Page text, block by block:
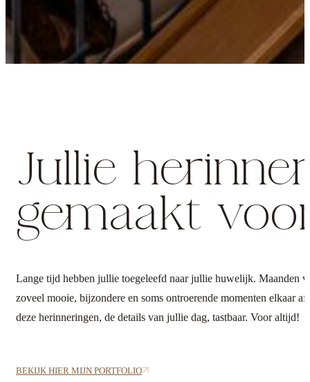
Jullie
gemaakt
Lange tijd hebben jullie toegeleefd naar jullie huwelijk. Maanden
zoveel mooie, bijzondere en soms ontroerende momenten elkaar
deze herinneringen, de details van jullie dag, tastbaar. Voor altijd!
BEKIJK HIER MIJN PORTFOLIO